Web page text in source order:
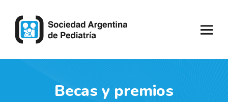
Becas y premios